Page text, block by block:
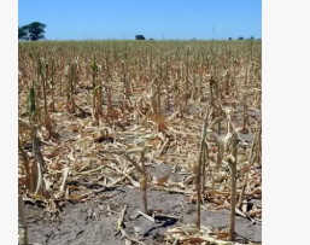
3
Identidad de los
pampeanos que
protagonistas
en la mañana del